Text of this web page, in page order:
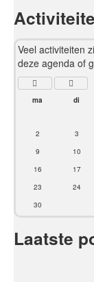
Veel activiteiten
deze agenda of
ma di
2
3
9
10
16
17
23
24
30
Laatste